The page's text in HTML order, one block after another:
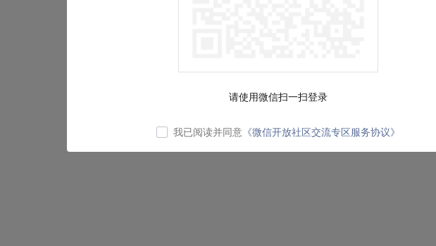
请使用微信扫一扫登录
我已阅读并同意 《微信开放社区交流专区服务协议》